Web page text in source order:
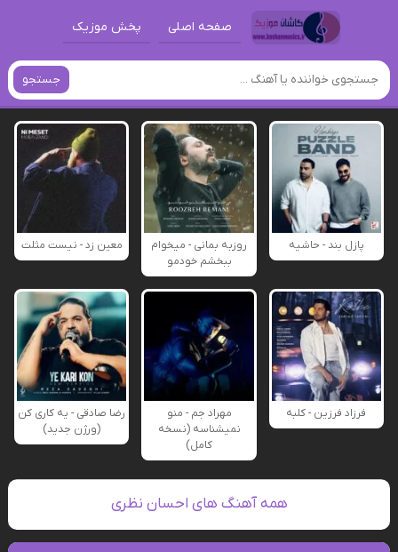
صفحه اصلی پخش موزیک
جستجو
پازل بند - حاشیه
روزبه بمانی - میخوام
ببخشم خودمو
معین زد - نیست مثلت
فرزاد فرزین - کلبه
مهراد جم - منو
نمیشناسه (نسخه
کامل)
رضا صادقی - یه کاری کن
(ورژن جدید)
همه آهنگ های احسان نظری